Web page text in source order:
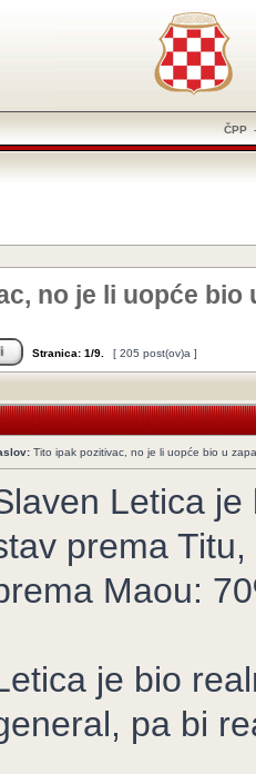
ČPP
no je li uopće bio
Stranica: 1/9 [ 205 post(ov)a ]
Tito ipak pozitivac, no je li uopće bio u
Letica
prema
Maou:
je bio
pa bi